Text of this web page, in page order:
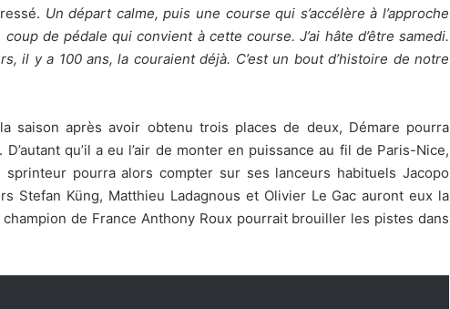
Un départ calme, puis une course qui s’accélère à l’approche
coup de pédale qui convient à cette course. J’ai hâte d’être samedi.
il y a 100 ans, la couraient déjà. C’est un bout d’histoire de notre
saison après avoir obtenu trois places de deux, Démare pourra
qu’il a eu l’air de monter en puissance au fil de Paris-Nice,
pourra alors compter sur ses lanceurs habituels Jacopo
Stefan Küng, Matthieu Ladagnous et Olivier Le Gac auront eux la
de France Anthony Roux pourrait brouiller les pistes dans